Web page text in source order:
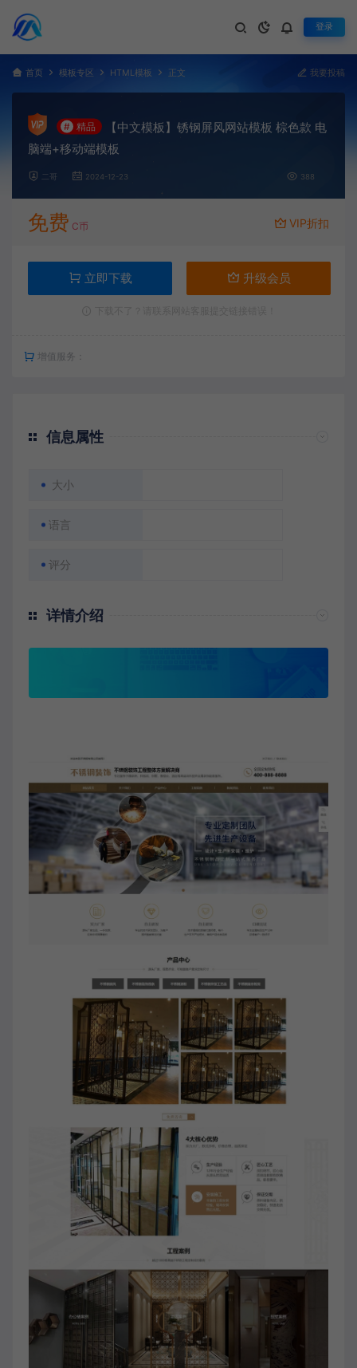
登录
首页 模板专区 HTML模板 正文 我要投稿
# 精品
【中文模板】锈钢屏风网站模板 棕色款 电
脑端+移动端模板
二哥 2024-12-23 388
免费 C币 VIP折扣
立即下载 升级会员
增值服务：
信息属性
大小
语言
评分
详情介绍